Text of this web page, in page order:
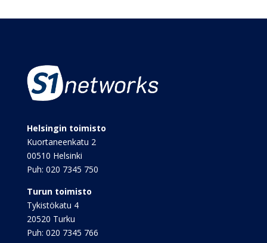
Helsingin toimisto
Kuortaneenkatu 2
00510 Helsinki
Puh: 020 7345 750
Turun toimisto
Tykistökatu 4
20520 Turku
Puh: 020 7345 766